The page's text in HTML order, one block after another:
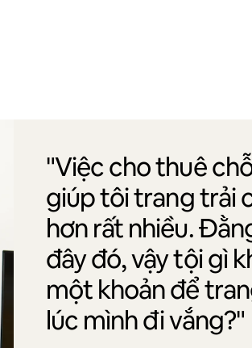
"Việc cho thuê
giúp tôi trang trải
hơn rất nhiều.
đây đó, vậy tội gì
một khoản để
lúc mình đi vắng?"